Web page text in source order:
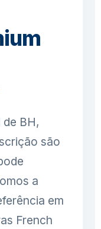
BH,
são
a
em
French